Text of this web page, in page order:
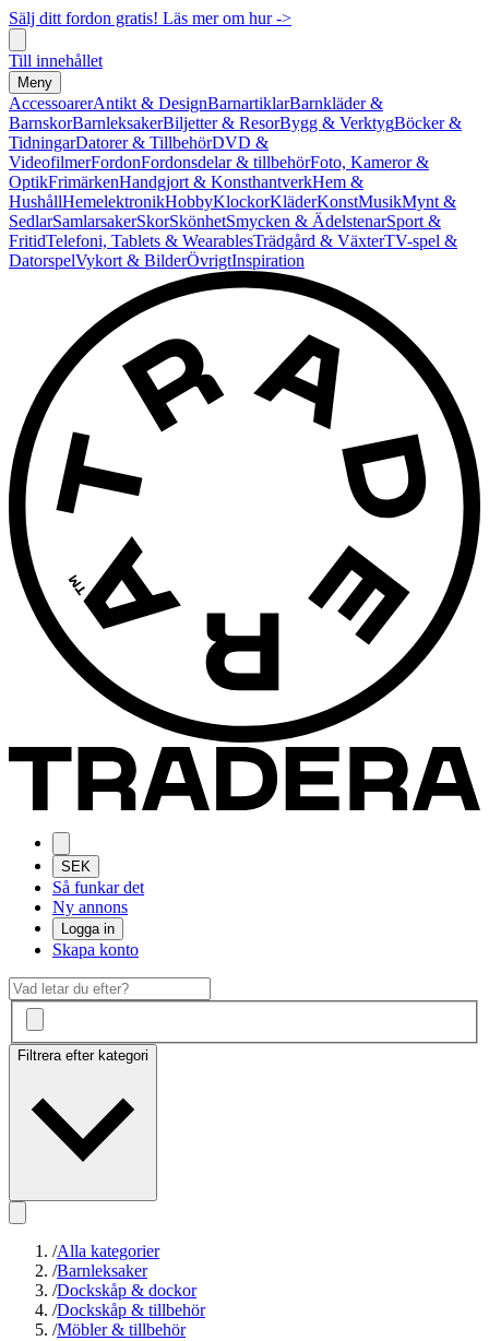
Sälj ditt fordon gratis! Läs mer om hur ->
Till innehållet
Meny
AccessoarerAntikt & DesignBarnartiklarBarnkläder &
BarnskorBarnleksakerBiljetter & ResorBygg & VerktygBöcker &
TidningarDatorer & TillbehörDVD &
VideofilmerFordonFordonsdelar & tillbehörFoto, Kameror &
OptikFrimärkenHandgjort & KonsthantverkHem &
HushållHemelektronikHobbyKlockorKläderKonstMusikMynt &
SedlarSamlarsakerSkorSkönhetSmycken & ÄdelstenarSport &
FritidTelefoni, Tablets & WearablesTrädgård & VäxterTV-spel &
DatorspelVykort & BilderÖvrigtInspiration
SEK
Så funkar det
Ny annons
Logga in
Skapa konto
Filtrera efter kategori
/Alla kategorier
/Barnleksaker
/Dockskåp & dockor
/Dockskåp & tillbehör
/Möbler & tillbehör